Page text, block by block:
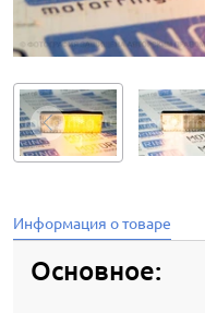
Информация о товаре
Основное: